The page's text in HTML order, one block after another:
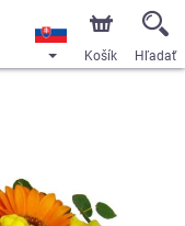
Košík Hľadať